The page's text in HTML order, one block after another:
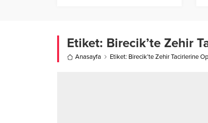
Etiket: Birecik’te Zehir
Anasayfa Etiket: Birecik’te Zehir Tacirlerine